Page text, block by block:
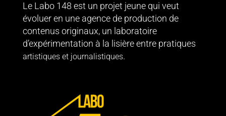
Le Labo 148 est un projet jeune qui veut
évoluer en une agence de production de
contenus originaux, un laboratoire
d’expérimentation à la lisière entre pratiques
artistiques et journalistiques.